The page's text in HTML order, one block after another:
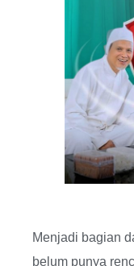
Menjadi bagian
belum punya